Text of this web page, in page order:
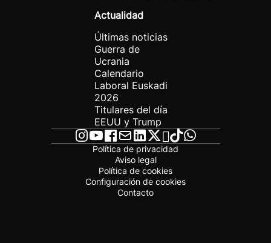
Actualidad
Últimas noticias
Guerra de
Ucrania
Calendario
Laboral Euskadi
2026
Titulares del día
EEUU y Trump
Política de privacidad
Aviso legal
Política de cookies
Configuración de cookies
Contacto